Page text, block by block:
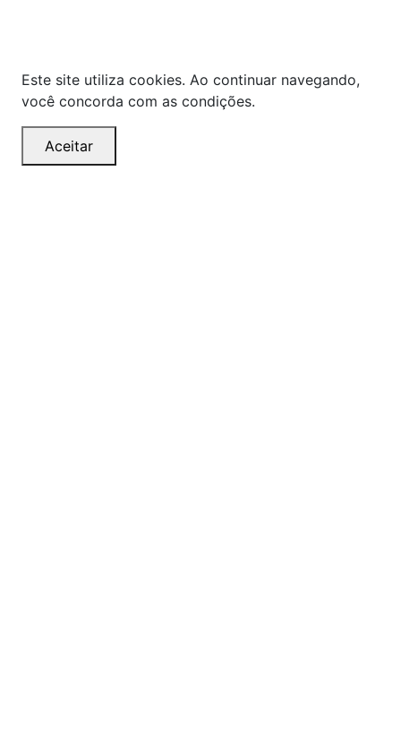
Este site utiliza cookies. Ao continuar navegando,
você concorda com as condições.
Aceitar